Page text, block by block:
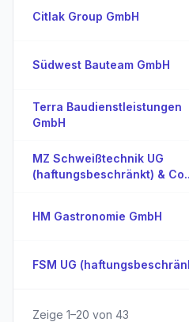
Citlak Group GmbH
Südwest Bauteam GmbH
Terra Baudienstleistungen
GmbH
MZ Schweißtechnik UG
(haftungsbeschränkt) & Co.
HM Gastronomie GmbH
FSM UG
Zeige 1–20 von 43